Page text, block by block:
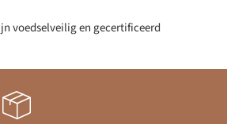
voedselveilig en gecertificeerd